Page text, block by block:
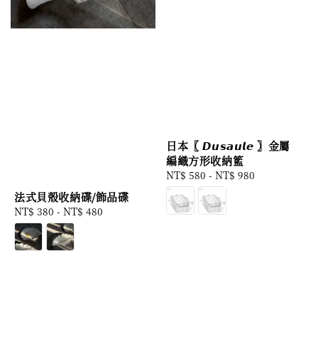
法式貝殼收納碟/飾品碟
Regular
price
NT$ 380 - NT$ 480
日本〖 𝘿𝙪𝙨𝙖𝙪𝙡𝙚 〗金屬
編織方形收納籃
Regular
price
NT$ 580 - NT$ 980